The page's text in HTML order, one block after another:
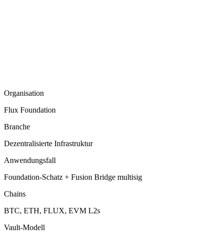
Organisation
Flux Foundation
Branche
Dezentralisierte Infrastruktur
Anwendungsfall
Foundation-Schatz + Fusion Bridge multisig
Chains
BTC, ETH, FLUX, EVM L2s
Vault-Modell